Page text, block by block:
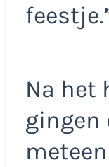
Na het
gingen